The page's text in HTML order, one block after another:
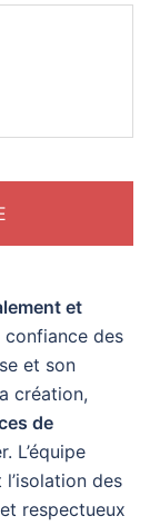
et
des
et son
création,
de
L’équipe
des
respectueux